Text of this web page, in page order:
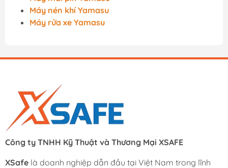
Máy nén khí Yamasu
Máy rửa xe Yamasu
Công ty TNHH Kỹ Thuật và Thương Mại XSAFE
XSafe là doanh nghiệp dẫn đầu tại Việt Nam trong lĩnh